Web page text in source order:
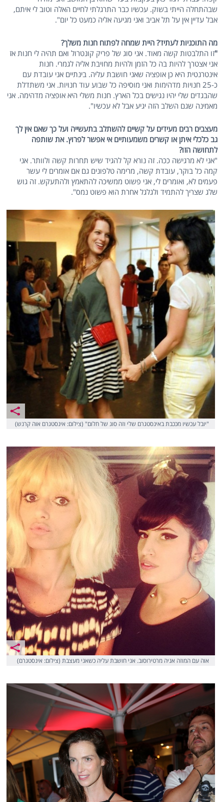
שבהתחלה הייתי בשוק. עכשיו כבר התרגלתי לחיים האלה וטוב לי איתם,
אבל עדיין אין על תל אביב ואני מגיעה אליה כמעט כל יום".
מה התוכניות לעתיד? היית שמחה לפתוח חנות משלך?
"זו התלבטות קשה מאוד. אני סוג של פריק קונטרול ואם תהיה לי חנות אז
אני אצטרך להיות בה כל הזמן ולהיות מחויבת אליה לגמרי. חנות
אינטרנטית היא כן אופציה שאני חושבת עליה. בינתיים אני עובדת עם
כ-25 חנויות מדהימות ואני מוסיפה כל שבוע עוד חנויות. אני משתדלת
שהבגדים שלי יהיו נגישים בכל הארץ. חנות משלי היא אופציה מדהימה. אני
מאמינה שגם השלב הזה יגיע אבל לא עכשיו".
מעצבים רבים מעידים על קשיים להשתלב בתעשייה ועל כך שאם אין לך
גב כלכלי איתן או קשרים משמעותיים אי אפשר לפרוץ. את שותפה
לתחושה הזו?
"אני לא מרגישה ככה. זה נורא קל להגיד שיש תחרות קשה ולוותר. אני
קמה כל בוקר, עובדת קשה, מרימה טלפונים גם אם אומרים לי עשר
פעמים לא, ואומרים לי, אני פשוט ממשיכה להתאמץ ולהתעקש. זה גוש
שלג שצריך להתמיד ולגלגל אחרת הוא פשוט נמס".
"יובל עכשיו מככבת באינסטגרם שלי וזה סוג של חלום" (צילום: אינסטגרם אוה קרנש)
אוה עם המוזה אניה מרטירוסוב. אני חושבת עליה כשאני מעצבת (צילום: אינסטגרם)